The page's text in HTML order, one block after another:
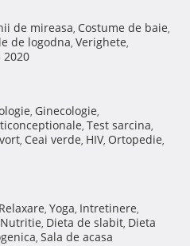
de mireasa, Costume de baie,
de logodna, Verighete,
, Ginecologie,
, Test sarcina,
, Ceai verde, HIV, Ortopedie,
Relaxare, Yoga, Intretinere,
Nutritie, Dieta de slabit, Dieta
, Sala de acasa